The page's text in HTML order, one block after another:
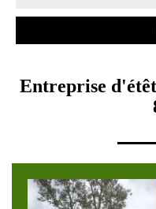
Entreprise